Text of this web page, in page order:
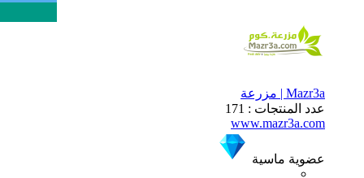
Mazr3a | مزرعة
عدد المنتجات : 171
www.mazr3a.com
عضوية ماسية